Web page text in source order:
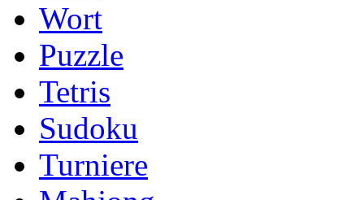
Wort
Puzzle
Tetris
Sudoku
Turniere